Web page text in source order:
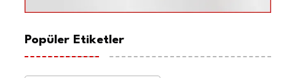
Popüler Etiketler